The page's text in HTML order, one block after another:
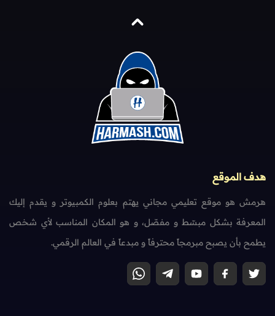
هدف الموقع
هرمش هو موقع تعليمي مجاني يهتم بعلوم الكمبيوتر و يقدم إليك
المعرفة بشكل مبسّط و مفصّل، و هو المكان المناسب لأي شخص
يطمح بأن يصبح مبرمجاً محترفاً و مبدعاً في العالم الرقمي.